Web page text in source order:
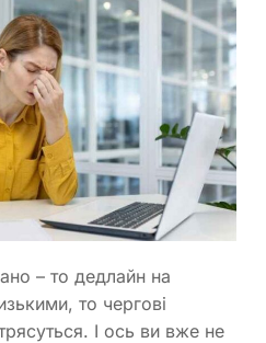
– то дедлайн на
то чергові
І ось ви вже не